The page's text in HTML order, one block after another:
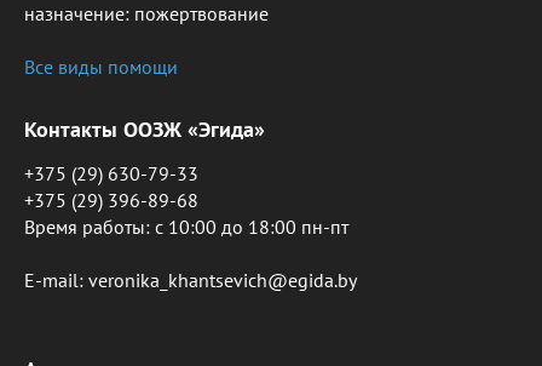
назначение: пожертвование
Все виды помощи
Контакты ООЗЖ «Эгида»
+375 (29) 630-79-33
+375 (29) 396-89-68
Время работы: c 10:00 до 18:00 пн-пт
E-mail: veronika_khantsevich@egida.by